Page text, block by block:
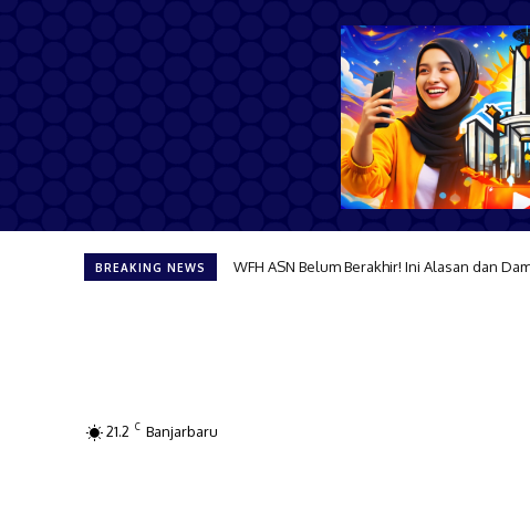
BREAKING NEWS WFH ASN Belum Berakhir! Ini Alasan dan
21.2 C Banjarbaru